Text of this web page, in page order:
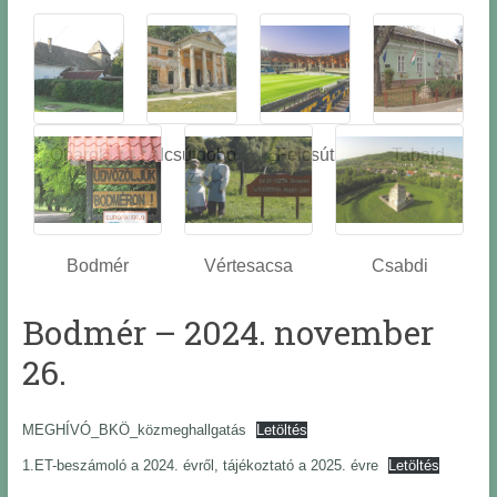
Óbarok
Alcsútdobo
z
Felcsút Tabajd
Bodmér Vértesacsa Csabdi
Bodmér – 2024. november
26.
MEGHÍVÓ_BKÖ_közmeghallgatás Letöltés
1.ET-beszámoló a 2024. évről, tájékoztató a 2025. évre Letöltés